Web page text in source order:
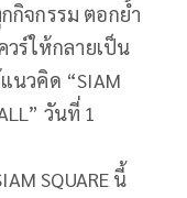
กิจกรรม ตอกย้ำ
ร์ให้กลายเป็น
วคิด “SIAM
วันที่ 1
SQUARE นี้